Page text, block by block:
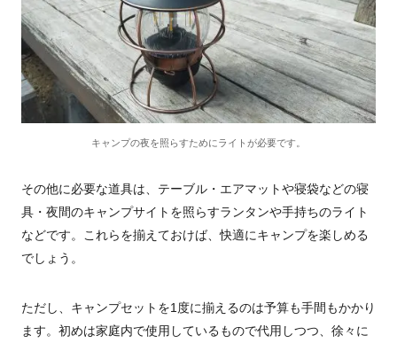
キャンプの夜を照らすためにライトが必要です。
その他に必要な道具は、テーブル・エアマットや寝袋などの寝
具・夜間のキャンプサイトを照らすランタンや手持ちのライト
などです。これらを揃えておけば、快適にキャンプを楽しめる
でしょう。
ただし、キャンプセットを1度に揃えるのは予算も手間もかかり
ます。初めは家庭内で使用しているもので代用しつつ、徐々に